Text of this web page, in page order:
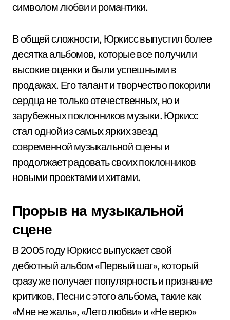
символом любви и романтики.
В общей сложности, Юркисс выпустил более
десятка альбомов, которые все получили
высокие оценки и были успешными в
продажах. Его талант и творчество покорили
сердца не только отечественных, но и
зарубежных поклонников музыки. Юркисс
стал одной из самых ярких звезд
современной музыкальной сцены и
продолжает радовать своих поклонников
новыми проектами и хитами.
Прорыв на музыкальной
сцене
В 2005 году Юркисс выпускает свой
дебютный альбом «Первый шаг», который
сразу же получает популярность и признание
критиков. Песни с этого альбома, такие как
«Мне не жаль», «Лето любви» и «Не верю»